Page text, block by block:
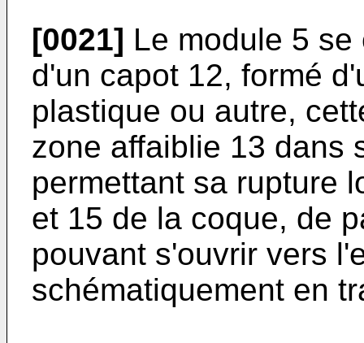
[0021] Le module 5
d'un capot 12, formé
plastique ou autre,
zone affaiblie 13 dans
permettant sa rupture
et 15 de la coque, de
pouvant s'ouvrir vers
schématiquement en